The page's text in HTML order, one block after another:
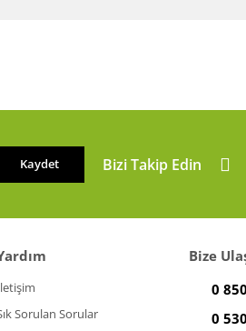
Kaydet Bizi Takip Edin
Sorulan Sorular
Bize
0
0